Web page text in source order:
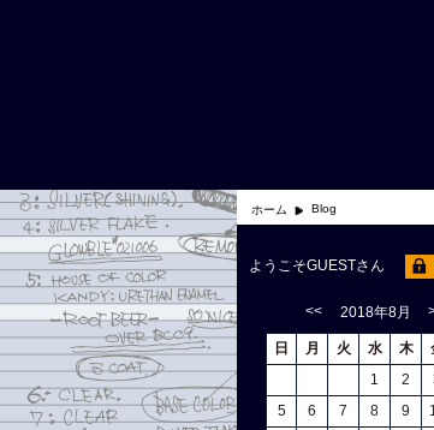
ホーム Blog
ようこそGUESTさん
<< 2018年8月
日 月 火 水 木
1
2
5
6 7 8 9